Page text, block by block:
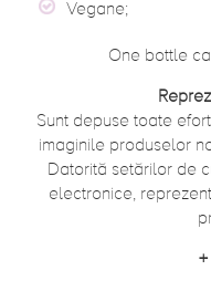
Vegane;
One bottle
Sunt depuse toate
imaginile produselor
Datorită setărilor de
electronice,
+